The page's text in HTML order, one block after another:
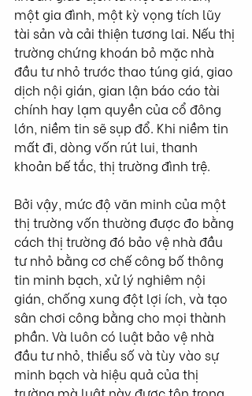
một gia đình, một kỳ vọng tích lũy
tài sản và cải thiện tương lai. Nếu thị
trường chứng khoán bỏ mặc nhà
đầu tư nhỏ trước thao túng giá, giao
dịch nội gián, gian lận báo cáo tài
chính hay lạm quyền của cổ đông
lớn, niềm tin sẽ sụp đổ. Khi niềm tin
mất đi, dòng vốn rút lui, thanh
khoản bế tắc, thị trường đình trệ.
Bởi vậy, mức độ văn minh của một
thị trường vốn thường được đo bằng
cách thị trường đó bảo vệ nhà đầu
tư nhỏ bằng cơ chế công bố thông
tin minh bạch, xử lý nghiêm nội
gián, chống xung đột lợi ích, và tạo
sân chơi công bằng cho mọi thành
phần. Và luôn có luật bảo vệ nhà
đầu tư nhỏ, thiểu số và tùy vào sự
minh bạch và hiệu quả của thị